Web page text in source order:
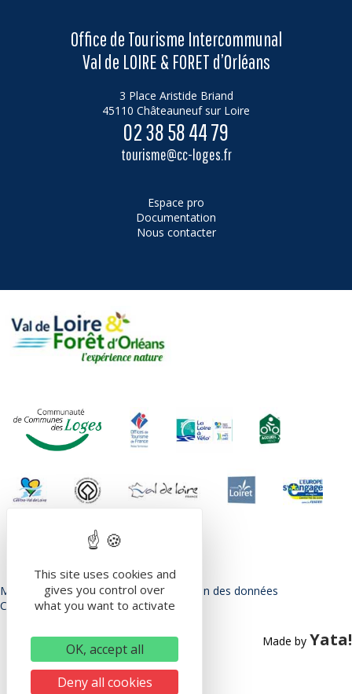
Office de Tourisme Intercommunal
Val de LOIRE & FORET d’Orléans
3 Place Aristide Briand
45110 Châteauneuf sur Loire
02 38 58 44 79
tourisme@cc-loges.fr
Espace pro
Documentation
Nous contacter
Mentions légales Politique de protection des données
Conditions Générales d’utilisation
Made by Yata!
This site uses cookies and
gives you control over
what you want to activate
OK, accept all
Deny all cookies